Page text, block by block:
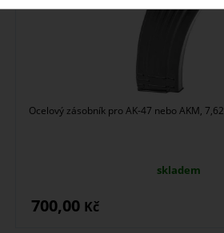
Ocelový zásobník pro AK-47 nebo AKM,
skladem
700,00 Kč